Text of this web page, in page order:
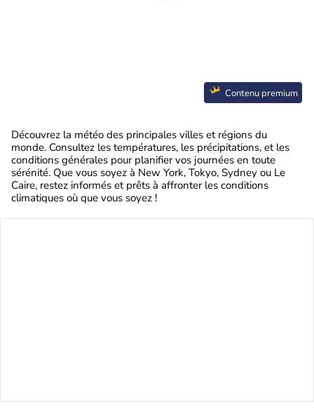
Contenu premium
Découvrez la météo des principales villes et régions du
monde. Consultez les températures, les précipitations, et les
conditions générales pour planifier vos journées en toute
sérénité. Que vous soyez à New York, Tokyo, Sydney ou Le
Caire, restez informés et prêts à affronter les conditions
climatiques où que vous soyez !